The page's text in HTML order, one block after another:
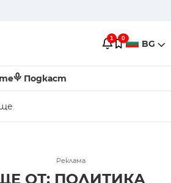
1 0 BG
Подкаст
Реклама
ОТ: ПОЛИТИКА